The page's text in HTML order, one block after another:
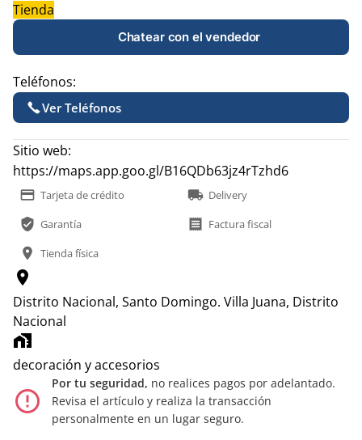
Tienda
Chatear con el vendedor
Teléfonos:
Ver Teléfonos
Sitio web:
https://maps.app.goo.gl/B16QDb63jz4rTzhd6
payment Tarjeta de crédito local_shipping Delivery
verified_user Garantía receipt Factura fiscal
location_on Tienda física
location_on
Distrito Nacional, Santo Domingo. Villa Juana, Distrito
Nacional
home_work
decoración y accesorios
error_outline
Por tu seguridad, no realices pagos por adelantado.
Revisa el artículo y realiza la transacción
personalmente en un lugar seguro.